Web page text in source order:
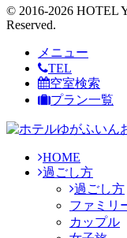
© 2016-2026 HOTEL
Reserved.
メニュー
TEL
空室検索
プラン一覧
HOME
過ごし方
過ごし方
ファミリ
カップル